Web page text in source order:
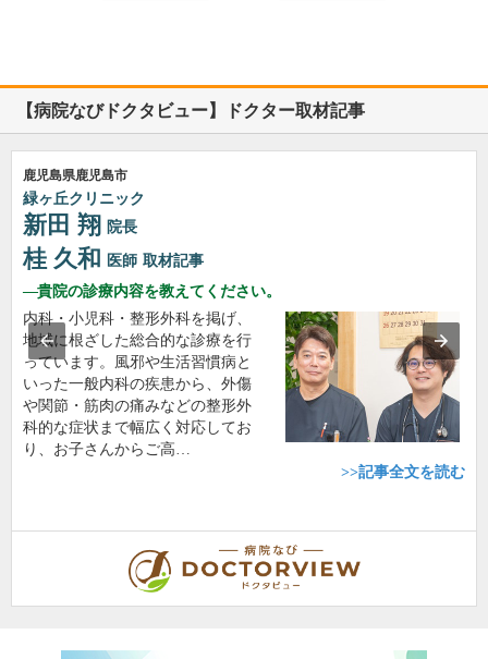
【病院なびドクタビュー】ドクター取材記事
鹿児島県鹿児島市
緑ヶ丘クリニック
新田 翔 院長
桂 久和 医師 取材記事
貴院の診療内容を教えてください。
内科・小児科・整形外科を掲げ、
地域に根ざした総合的な診療を行
っています。風邪や生活習慣病と
いった一般内科の疾患から、外傷
や関節・筋肉の痛みなどの整形外
科的な症状まで幅広く対応してお
り、お子さんからご高…
>>記事全文を読む